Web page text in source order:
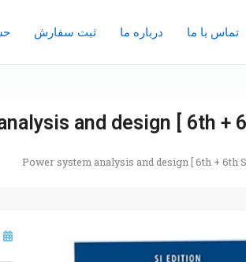
تماس با ما درباره ما ثبت سفارش
and design [ 6th
Power system analysis and design [ 6th +